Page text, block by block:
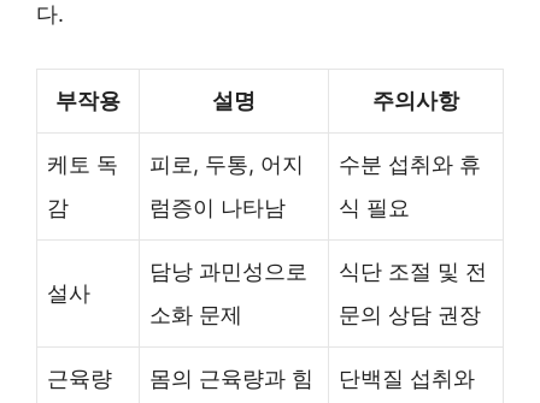
다.
부작용 설명 주의사항
케토 독
감
피로, 두통, 어지
럼증이 나타남
수분 섭취와 휴
식 필요
설사
담낭 과민성으로
소화 문제
식단 조절 및 전
문의 상담 권장
근육량
몸의 근육량과 힘
단백질 섭취와